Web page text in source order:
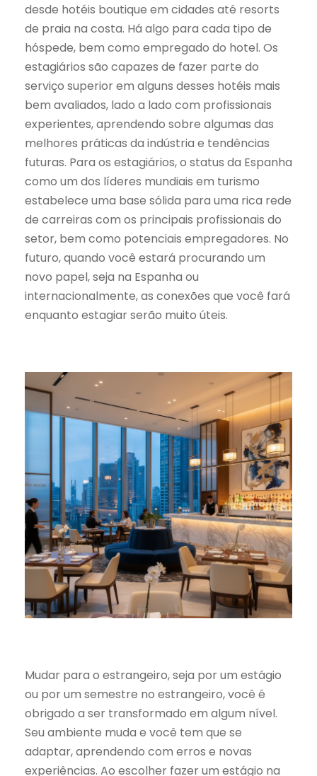
desde hotéis boutique em cidades até resorts
de praia na costa. Há algo para cada tipo de
hóspede, bem como empregado do hotel. Os
estagiários são capazes de fazer parte do
serviço superior em alguns desses hotéis mais
bem avaliados, lado a lado com profissionais
experientes, aprendendo sobre algumas das
melhores práticas da indústria e tendências
futuras. Para os estagiários, o status da Espanha
como um dos líderes mundiais em turismo
estabelece uma base sólida para uma rica rede
de carreiras com os principais profissionais do
setor, bem como potenciais empregadores. No
futuro, quando você estará procurando um
novo papel, seja na Espanha ou
internacionalmente, as conexões que você fará
enquanto estagiar serão muito úteis.
Mudar para o estrangeiro, seja por um estágio
ou por um semestre no estrangeiro, você é
obrigado a ser transformado em algum nível.
Seu ambiente muda e você tem que se
adaptar, aprendendo com erros e novas
experiências. Ao escolher fazer um estágio na